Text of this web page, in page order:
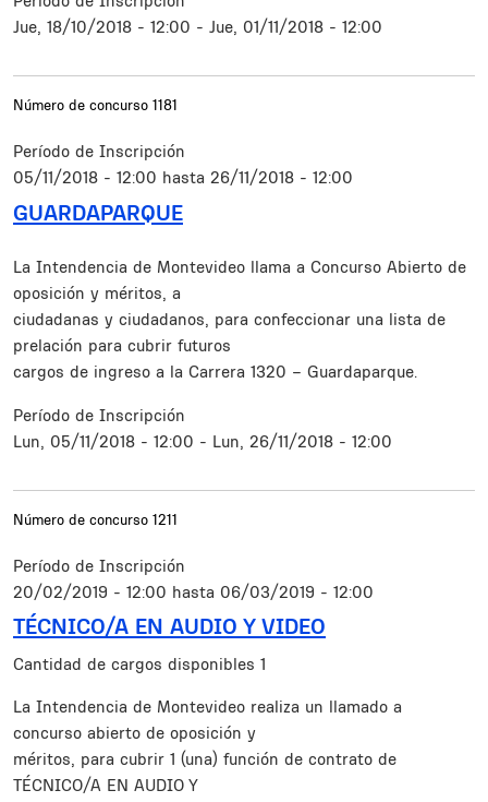
Jue, 18/10/2018 - 12:00 - Jue, 01/11/2018 - 12:00
Número de concurso 1181
Período de Inscripción
05/11/2018 - 12:00 hasta 26/11/2018 - 12:00
GUARDAPARQUE
Resumen
La Intendencia de Montevideo llama a Concurso Abierto de
oposición y méritos, a
ciudadanas y ciudadanos, para confeccionar una lista de
prelación para cubrir futuros
cargos de ingreso a la Carrera 1320 – Guardaparque.
Período de Inscripción
Lun, 05/11/2018 - 12:00 - Lun, 26/11/2018 - 12:00
Número de concurso 1211
Período de Inscripción
20/02/2019 - 12:00 hasta 06/03/2019 - 12:00
TÉCNICO/A EN AUDIO Y VIDEO
Cantidad de cargos disponibles 1
Resumen
La Intendencia de Montevideo realiza un llamado a
concurso abierto de oposición y
méritos, para cubrir 1 (una) función de contrato de
TÉCNICO/A EN AUDIO Y